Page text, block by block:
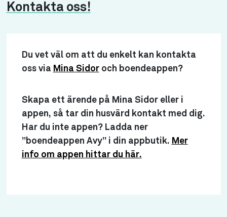
Kontakta oss!
Du vet väl om att du enkelt kan kontakta
oss via Mina Sidoroch boendeappen?
Skapa ett ärende på Mina Sidor eller i
appen, så tar din husvärd kontakt med dig.
Har du inte appen? Ladda ner
”boendeappen Avy” i din appbutik. Mer
info om appen hittar du här.